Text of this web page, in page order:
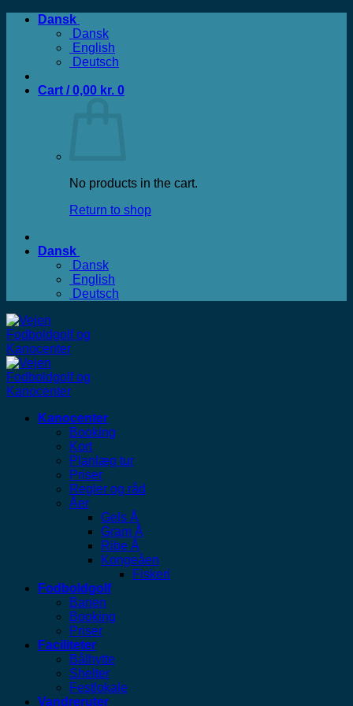
FortsætDansk
Dansk
English
Deutsch
Cart /0,00 kr. 0
No products in the cart.
Return to shop
Dansk
Dansk
English
Deutsch
Kanocenter
Booking
Kort
Planlæg tur
Priser
Regler og råd
Åer
Gels Å
Gram Å
Ribe Å
Kongeåen
Fiskeri
Fodboldgolf
Banen
Booking
Priser
Faciliteter
Bålhytte
Shelter
Festlokale
Vandreruter